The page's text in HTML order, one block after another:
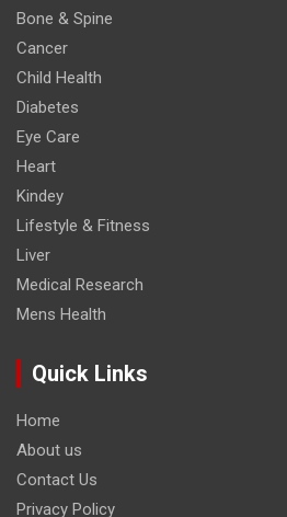
Bone & Spine
Cancer
Child Health
Diabetes
Eye Care
Heart
Kindey
Lifestyle & Fitness
Liver
Medical Research
Mens Health
Quick Links
Home
About us
Contact Us
Privacy Policy